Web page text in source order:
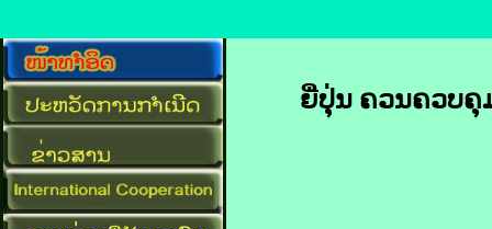
ຍີ່ປຸ່ນ ​ຄວນ​ຄວບ​ຄຸ